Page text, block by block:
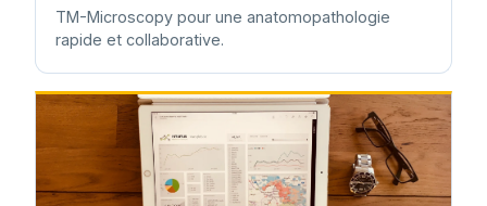
TM-Microscopy pour une anatomopathologie
rapide et collaborative.